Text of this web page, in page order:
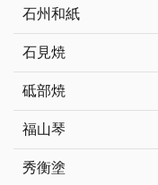
石州和紙
石見焼
砥部焼
福山琴
秀衡塗